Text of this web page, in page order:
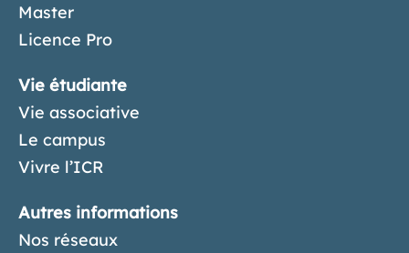
Master
Licence Pro
Vie étudiante
Vie associative
Le campus
Vivre l’ICR
Autres informations
Nos réseaux